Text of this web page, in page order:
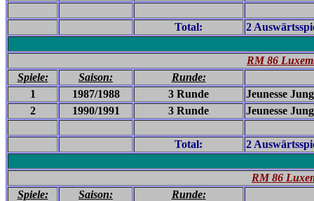
Total: 2
RM 86
Spiele:
Saison:
Runde:
1
1987/1988 3 Runde
Jeunesse
2
1990/1991 3 Runde Jeunesse
Total: 2
RM 86
Spiele:
Saison:
Runde: